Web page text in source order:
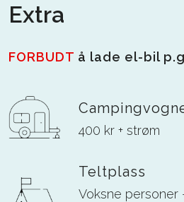
Extra
FORBUDT å lade el-bil
400 kr + strøm
Teltplass
Voksne personer